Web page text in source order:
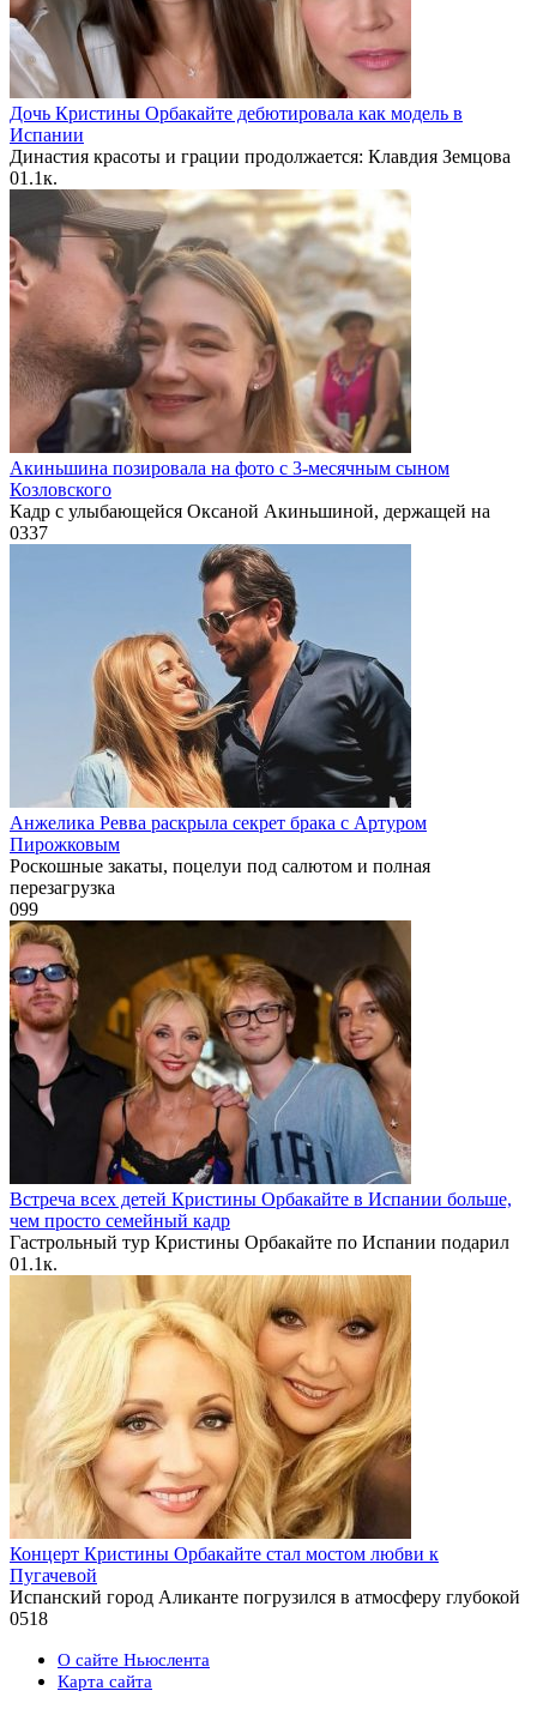
Дочь Кристины Орбакайте дебютировала как модель в
Испании
Династия красоты и грации продолжается: Клавдия Земцова
01.1к.
Акиньшина позировала на фото с 3-месячным сыном
Козловского
Кадр с улыбающейся Оксаной Акиньшиной, держащей на
0337
Анжелика Ревва раскрыла секрет брака с Артуром
Пирожковым
Роскошные закаты, поцелуи под салютом и полная
перезагрузка
099
Встреча всех детей Кристины Орбакайте в Испании больше,
чем просто семейный кадр
Гастрольный тур Кристины Орбакайте по Испании подарил
01.1к.
Концерт Кристины Орбакайте стал мостом любви к
Пугачевой
Испанский город Аликанте погрузился в атмосферу глубокой
0518
О сайте Ньюслента
Карта сайта